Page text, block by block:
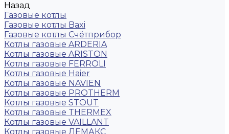
Назад
Газовые котлы
Газовые котлы Baxi
Газовые котлы Счётприбор
Котлы газовые ARDERIA
Котлы газовые ARISTON
Котлы газовые FERROLI
Котлы газовые Haier
Котлы газовые NAVIEN
Котлы газовые PROTHERM
Котлы газовые STOUT
Котлы газовые THERMEX
Котлы газовые VAILLANT
Котлы газовые ЛЕМАКС